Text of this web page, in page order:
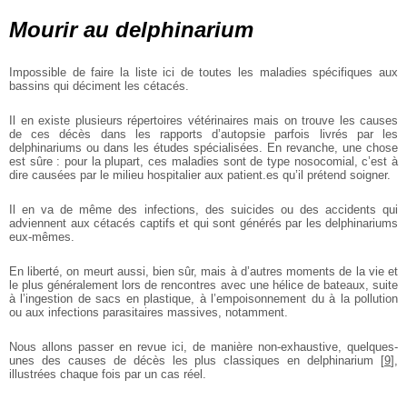
Mourir au delphinarium
Impossible de faire la liste ici de toutes les maladies spécifiques aux
bassins qui déciment les cétacés.
Il en existe plusieurs répertoires vétérinaires mais on trouve les causes
de ces décès dans les rapports d’autopsie parfois livrés par les
delphinariums ou dans les études spécialisées. En revanche, une chose
est sûre : pour la plupart, ces maladies sont de type nosocomial, c’est à
dire causées par le milieu hospitalier aux patient.es qu’il prétend soigner.
Il en va de même des infections, des suicides ou des accidents qui
adviennent aux cétacés captifs et qui sont générés par les delphinariums
eux-mêmes.
En liberté, on meurt aussi, bien sûr, mais à d’autres moments de la vie et
le plus généralement lors de rencontres avec une hélice de bateaux, suite
à l’ingestion de sacs en plastique, à l’empoisonnement du à la pollution
ou aux infections parasitaires massives, notamment.
Nous allons passer en revue ici, de manière non-exhaustive, quelques-
unes des causes de décès les plus classiques en delphinarium [9]
illustrées chaque fois par un cas réel.